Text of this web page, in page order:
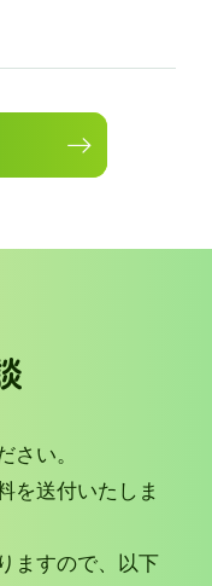
さい。
を送付いたしま
ますので、以下